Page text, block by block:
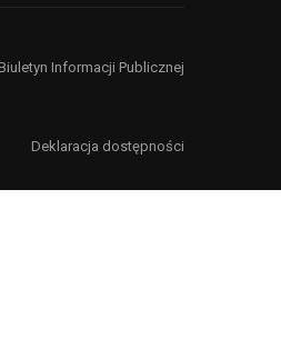
Biuletyn Informacji Publicznej
Deklaracja dostępności